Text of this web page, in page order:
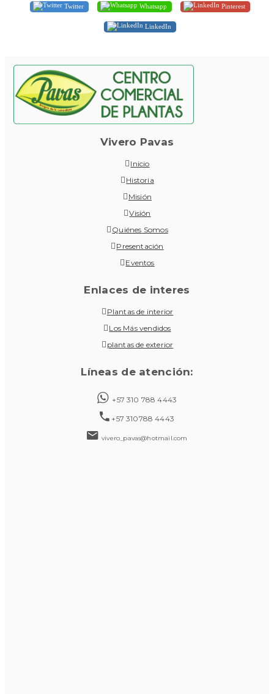
Twitter Whatsapp Pinterest
LinkedIn
Vivero Pavas
Inicio
Historia
Misión
Visión
Quiénes Somos
Presentación
Eventos
Enlaces de interes
Plantas de interior
Los Más vendidos
plantas de exterior
Líneas de atención:
+57 310 788 4443
+57 310788 4443
vivero_pavas@hotmail.com